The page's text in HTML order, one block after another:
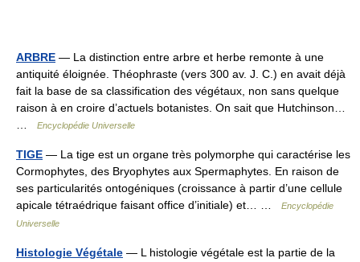
ARBRE — La distinction entre arbre et herbe remonte à une
antiquité éloignée. Théophraste (vers 300 av. J. C.) en avait déjà
fait la base de sa classification des végétaux, non sans quelque
raison à en croire d’actuels botanistes. On sait que Hutchinson…
Encyclopédie Universelle
TIGE — La tige est un organe très polymorphe qui caractérise les
Cormophytes, des Bryophytes aux Spermaphytes. En raison de
ses particularités ontogéniques (croissance à partir d’une cellule
apicale tétraédrique faisant office d’initiale) et… …
Encyclopédie
Universelle
Histologie Végétale — L histologie végétale est la partie de la